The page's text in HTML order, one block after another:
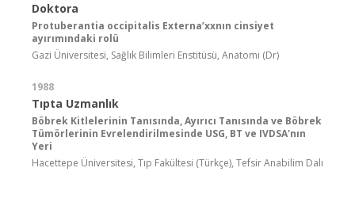
Doktora
Protuberantia occipitalis Externa’xxnın cinsiyet
ayırımındaki rolü
Gazi Üniversitesi, Sağlık Bilimleri Enstitüsü, Anatomi (Dr)
1988
Tıpta Uzmanlık
Böbrek Kitlelerinin Tanısında, Ayırıcı Tanısında ve Böbrek
Tümörlerinin Evrelendirilmesinde USG, BT ve IVDSA'nın
Yeri
Hacettepe Üniversitesi, Tıp Fakültesi (Türkçe), Tefsir Anabilim Dalı